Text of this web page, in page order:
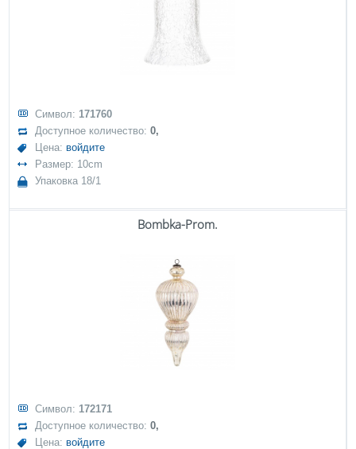
Символ: 171760
Доступное количество:0,
Цена: войдите
Размер: 10cm
Упаковка 18/1
Bombka-Prom.
Символ: 172171
Доступное количество:0,
Цена: войдите